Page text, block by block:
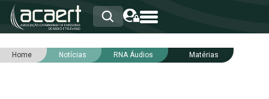
HOME
Home Notícias RNA Áudios Matérias